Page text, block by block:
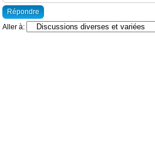
Répondre
Aller à: